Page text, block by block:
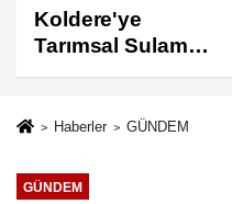
Manisa'da 1.200
Kınalı Keklik
Doğaya Salındı
Haberler GÜNDEM
GÜNDEM